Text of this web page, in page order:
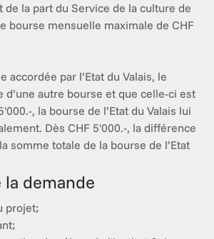
de la part du Service de la culture de
bourse mensuelle maximale de CHF
accordée par l’Etat du Valais, le
d’une autre bourse et que celle-ci est
, la bourse de l’Etat du Valais lui
Dès CHF 5'000.-, la différence
somme totale de la bourse de l’Etat
demande
projet;